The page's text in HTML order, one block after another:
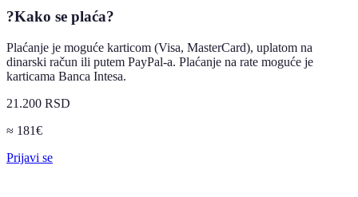
?Kako se plaća?
Plaćanje je moguće karticom (Visa, MasterCard), uplatom na
dinarski račun ili putem PayPal-a. Plaćanje na rate moguće je
karticama Banca Intesa.
21.200 RSD
≈ 181€
Prijavi se